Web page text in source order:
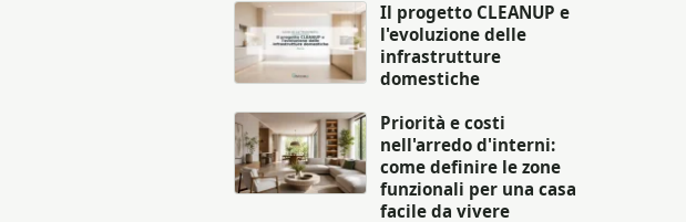
Il progetto CLEANUP e
l'evoluzione delle
infrastrutture
domestiche
Priorità e costi
nell'arredo d'interni:
come definire le zone
funzionali per una casa
facile da vivere